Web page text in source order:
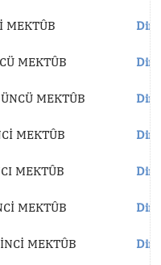
MEKTÛB
MEKTÛB
MEKTÛB
MEKTÛB
MEKTÛB
MEKTÛB
MEKTÛB